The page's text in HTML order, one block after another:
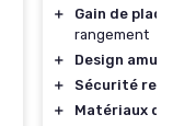
＋ Gain de place
rangement
＋
Design
＋
Sécurité
＋
Matériaux